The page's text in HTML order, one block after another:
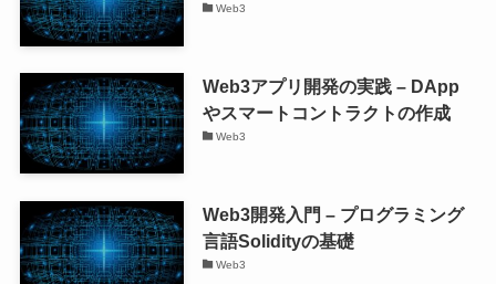
Web3
Web3アプリ開発の実践 – DApp
やスマートコントラクトの作成
Web3
Web3開発入門 – プログラミング
言語Solidityの基礎
Web3